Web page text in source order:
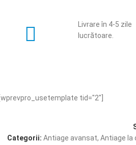
Livrare în 4-5 zile
lucrătoare.
[wprevpro_usetemplate tid="2"]
Categorii: Antiage avansat, Antiage la